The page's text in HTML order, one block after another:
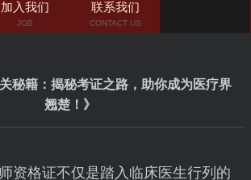
加入我们
JOB
联系我们
CONTACT US
秘籍：揭秘考证之路，助你成为医疗界
翘楚！》
资格证不仅是踏入临床医生行列的